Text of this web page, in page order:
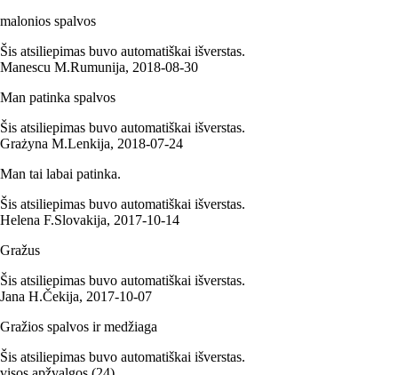
malonios spalvos
Šis atsiliepimas buvo automatiškai išverstas.
Manescu M.Rumunija, 2018‑08‑30
Man patinka spalvos
Šis atsiliepimas buvo automatiškai išverstas.
Grażyna M.Lenkija, 2018‑07‑24
Man tai labai patinka.
Šis atsiliepimas buvo automatiškai išverstas.
Helena F.Slovakija, 2017‑10‑14
Gražus
Šis atsiliepimas buvo automatiškai išverstas.
Jana H.Čekija, 2017‑10‑07
Gražios spalvos ir medžiaga
Šis atsiliepimas buvo automatiškai išverstas.